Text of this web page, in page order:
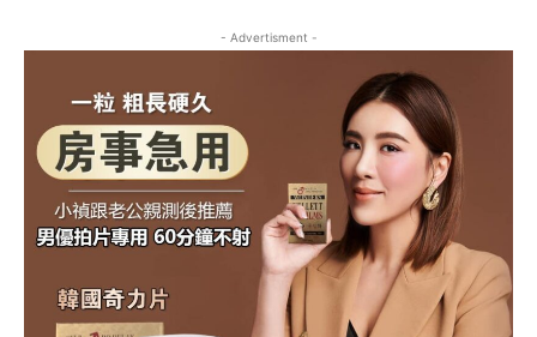
- Advertisment -